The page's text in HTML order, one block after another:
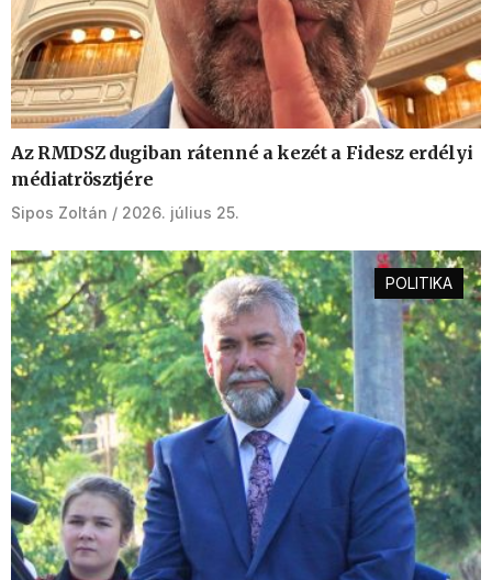
Az RMDSZ dugiban rátenné a kezét a Fidesz erdélyi
médiatrösztjére
Sipos Zoltán 2026. július 25.
POLITIKA